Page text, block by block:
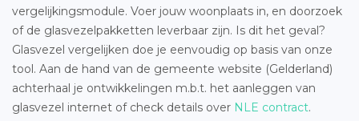
vergelijkingsmodule. Voer jouw woonplaats in, en doorzoek
of de glasvezelpakketten leverbaar zijn. Is dit het geval?
Glasvezel vergelijken doe je eenvoudig op basis van onze
tool. Aan de hand van de gemeente website (Gelderland)
achterhaal je ontwikkelingen m.b.t. het aanleggen van
glasvezel internet of check details over NLE contract.